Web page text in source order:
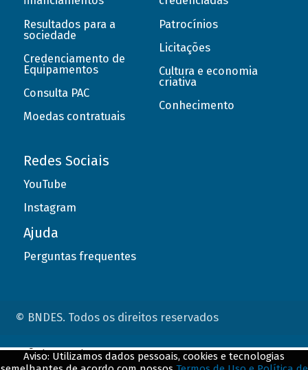
Resultados para a
sociedade
Credenciamento de
Equipamentos
Consulta PAC
Moedas contratuais
Patrocínios
Licitações
Cultura e economia
criativa
Conhecimento
Redes Sociais
YouTube
Instagram
Ajuda
Perguntas frequentes
© BNDES. Todos os direitos reservados
Aviso: Utilizamos dados pessoais, cookies e tecnologias
ConteÃºdo complementar